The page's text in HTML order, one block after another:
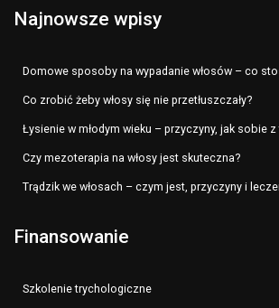
Najnowsze wpisy
Domowe sposoby na wypadanie włosów – co
Co zrobić żeby włosy się nie przetłuszczały?
Łysienie w młodym wieku – przyczyny, jak sobie
Czy mezoterapia na włosy jest skuteczna?
Trądzik we włosach – czym jest, przyczyny i
Finansowanie
Szkolenie trychologiczne